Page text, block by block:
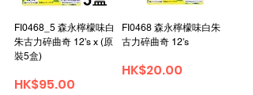
FI0468_5 森永檸檬味白
朱古力碎曲奇 12's x (原
裝5盒)
Price
HK$95.00
FI0468 森永檸檬味白朱
古力碎曲奇 12's
Price
HK$20.00